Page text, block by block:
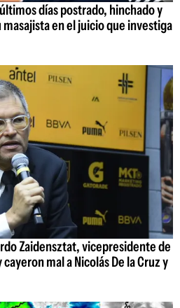
días postrado, hinchado y
en el juicio que investiga
Zaidensztat, vicepresidente de
mal a Nicolás De la Cruz y